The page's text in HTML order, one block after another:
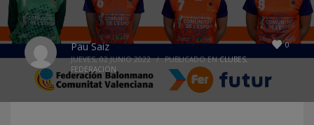
0
Pau Saiz
JUEVES, 02 JUNIO 2022 / PUBLICADO ENCLUBES,
FEDERACION